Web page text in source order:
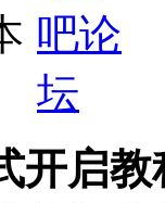
开启教